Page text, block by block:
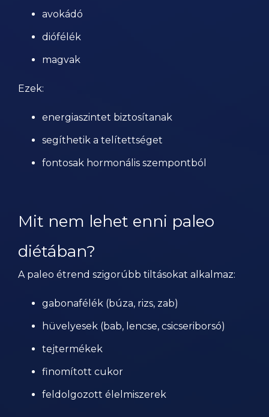
avokádó
diófélék
magvak
Ezek:
energiaszintet biztosítanak
segíthetik a telítettséget
fontosak hormonális szempontból
Mit nem lehet enni paleo
diétában?
A paleo étrend szigorúbb tiltásokat alkalmaz:
gabonafélék (búza, rizs, zab)
hüvelyesek (bab, lencse, csicseriborsó)
tejtermékek
finomított cukor
feldolgozott élelmiszerek